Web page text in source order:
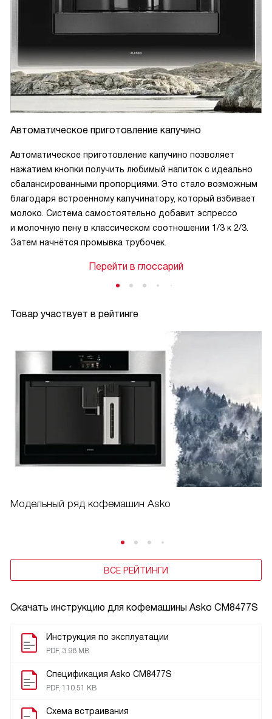
Скачать инструкцию для кофемашины Asko CM8477S
Инструкция по эксплуатации
PDF, 3.98 MB
Спецификация Asko CM8477S
PDF, 110.51 KB
Схема встраивания
Автоматическое приготовление капучино
Автоматическое приготовление капучино позволяет
нажатием кнопки получить любимый напиток с идеально
сбалансированными пропорциями. Это стало возможным
благодаря встроенному капучинатору, который взбивает
молоко. Система самостоятельно добавит эспрессо
и молочную пену в классическом соотношении 1/3 к 2/3.
Затем начнётся промывка трубочек.
Перейти в глоссарий
Товар участвует в рейтинге
Модельный ряд кофемашин Asko
ВСЕ РЕЙТИНГИ